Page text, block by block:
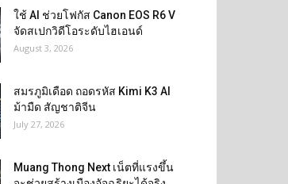
ใช้ AI ช่วยโฟกัส Canon EOS R6 V
จัดสเปกวิดีโอระดับไฮเอนด์
August 3, 2026
สมรภูมิเดือด ถอดรหัส Kimi K3 AI
ม้ามืด สัญชาติจีน
July 27, 2026
Muang Thong Next เน็ตที่แรงขึ้น